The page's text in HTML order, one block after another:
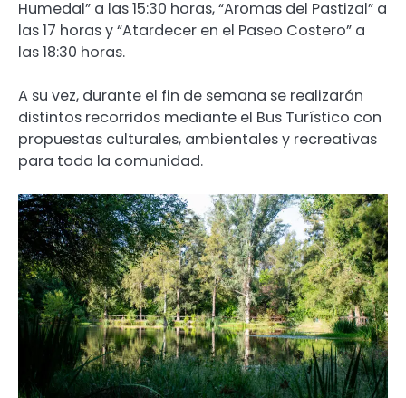
Humedal” a las 15:30 horas, “Aromas del Pastizal” a
las 17 horas y “Atardecer en el Paseo Costero” a
las 18:30 horas.
A su vez, durante el fin de semana se realizarán
distintos recorridos mediante el Bus Turístico con
propuestas culturales, ambientales y recreativas
para toda la comunidad.